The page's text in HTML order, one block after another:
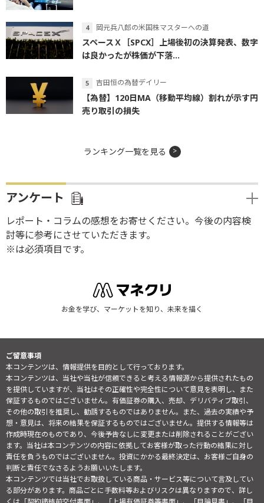
岡元兵八郎の米国株マスターへの道
スペースＸ［SPCX］上場後初の決算発表、数字
は良かったが株価が下落...
吉田恒の為替デイリー
【為替】120日MA（移動平均線）割れが示す円
売り取引の損失
ランキング一覧を見る
アンケート
レポート・コラムの感想をお寄せください。今後の内容検
討等に参考にさせていただきます。
※は必須項目です。
お金を学び、マーケットを知り、未来を描く
ご留意事項
本コンテンツは、情報提供を目的として行っております。
本コンテンツは、当社や当社が信頼できると考える情報源から提供されたもの
を提供していますが、当社はその正確性や完全性について意見を表明し、また
保証するものではございません。有価証券の購入、売却、デリバティブ取引、
その他の取引を推奨し、勧誘するものではありません。また、過去の実績や予
想・意見は、将来の結果を保証するものではございません。提供する情報等は
作成時現在のものであり、今後予告なしに変更または削除されることがござい
ます。当社は本コンテンツの内容に依拠してお客様が取った行動の結果に対し
責任を負うものではございません。投資にかかる最終決定は、お客様ご自身の
判断と責任でなさるようお願いいたします。
本コンテンツでは当社でお取扱している商品・サービス等について言及してい
る部分があります。商品ごとに手数料等およびリスクは異なりますので、詳し